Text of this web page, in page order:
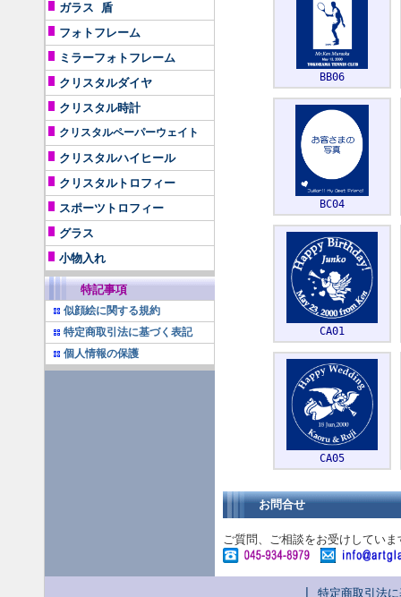
ガラス 盾
フォトフレーム
ミラーフォトフレーム
クリスタルダイヤ
クリスタル時計
クリスタルペーパーウェイト
クリスタルハイヒール
クリスタルトロフィー
スポーツトロフィー
グラス
小物入れ
特記事項
似顔絵に関する規約
特定商取引法に基づく表記
個人情報の保護
BB06
BC04
CA01
CA05
お問合せ
ご質問、ご相談をお受けしてい
特定商取引法